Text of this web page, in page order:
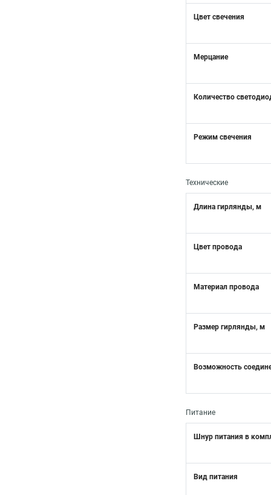
Цвет свечения
Мерцание
Количество
Режим свечения
Технические
Длина гирлянды, м
Цвет провода
Материал провода
Размер гирлянды, м
Возможность
Питание
Шнур питания в
Вид питания